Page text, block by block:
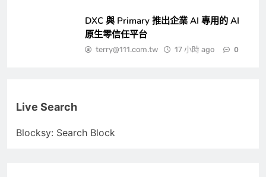
DXC 與 Primary 推出企業 AI 專用的 AI
原生零信任平台
terry@111.com.tw 17 小時 ago 0
Live Search
Blocksy: Search Block